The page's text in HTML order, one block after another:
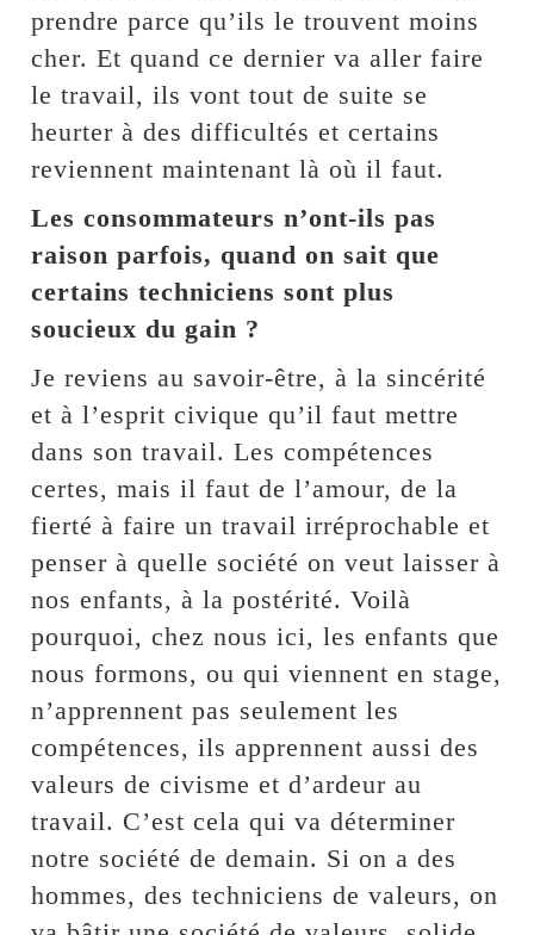
prendre parce qu’ils le trouvent moins
cher. Et quand ce dernier va aller faire
le travail, ils vont tout de suite se
heurter à des difficultés et certains
reviennent maintenant là où il faut.
Les consommateurs n’ont-ils pas
raison parfois, quand on sait que
certains techniciens sont plus
soucieux du gain ?
Je reviens au savoir-être, à la sincérité
et à l’esprit civique qu’il faut mettre
dans son travail. Les compétences
certes, mais il faut de l’amour, de la
fierté à faire un travail irréprochable et
penser à quelle société on veut laisser à
nos enfants, à la postérité. Voilà
pourquoi, chez nous ici, les enfants que
nous formons, ou qui viennent en stage,
n’apprennent pas seulement les
compétences, ils apprennent aussi des
valeurs de civisme et d’ardeur au
travail. C’est cela qui va déterminer
notre société de demain. Si on a des
hommes, des techniciens de valeurs, on